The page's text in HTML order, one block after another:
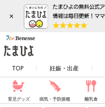
×
TOP 妊娠・出産
育児グッズ 病気・予防接種 離乳食